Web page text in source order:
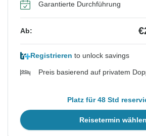
Garantierte Durchführung
Ab:
Registrieren to unlock savings
Preis basierend auf privatem
Platz für 48 Std
Reisetermin wählen